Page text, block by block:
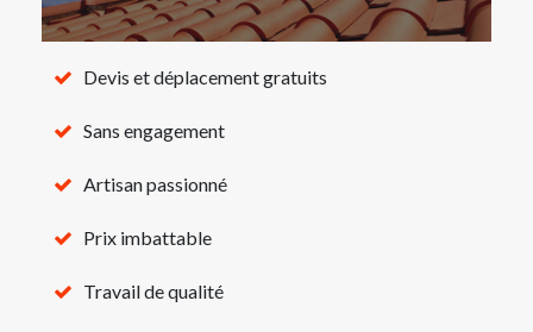
Devis et déplacement gratuits
Sans engagement
Artisan passionné
Prix imbattable
Travail de qualité